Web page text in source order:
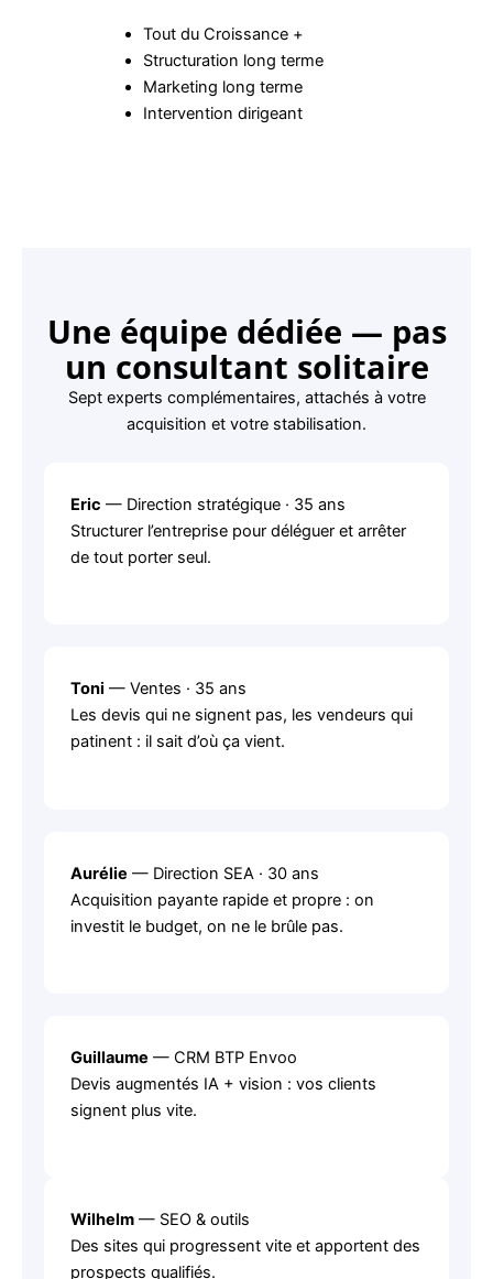
Tout du Croissance +
Structuration long terme
Marketing long terme
Intervention dirigeant
Une équipe dédiée — pas
un consultant solitaire
Sept experts complémentaires, attachés à votre
acquisition et votre stabilisation.
Eric — Direction stratégique · 35 ans
Structurer l’entreprise pour déléguer et arrêter
de tout porter seul.
Toni — Ventes · 35 ans
Les devis qui ne signent pas, les vendeurs qui
patinent : il sait d’où ça vient.
Aurélie — Direction SEA · 30 ans
Acquisition payante rapide et propre : on
investit le budget, on ne le brûle pas.
Guillaume — CRM BTP Envoo
Devis augmentés IA + vision : vos clients
signent plus vite.
Wilhelm — SEO & outils
Des sites qui progressent vite et apportent des
prospects qualifiés.